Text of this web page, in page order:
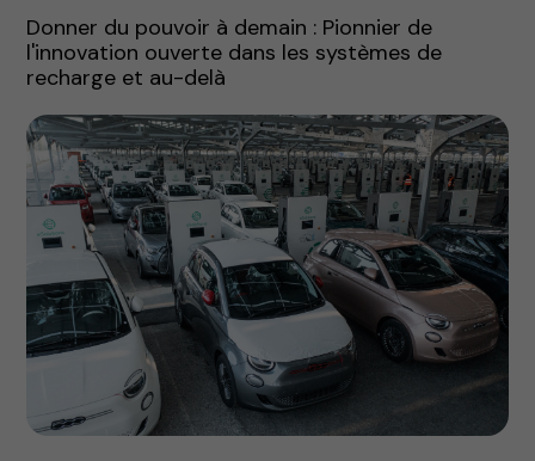
Donner du pouvoir à demain : Pionnier de
l'innovation ouverte dans les systèmes de
recharge et au-delà